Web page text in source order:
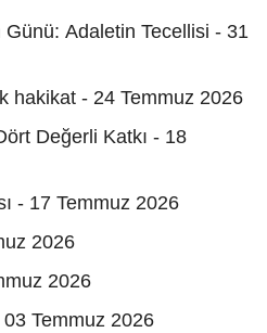
hakikat - 24 Temmuz 2026
Değerli Katkı - 18
- 17 Temmuz 2026
2026
2026
Temmuz 2026